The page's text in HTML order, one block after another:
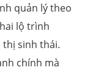
quản lý theo
lộ trình
sinh thái.
chính mà